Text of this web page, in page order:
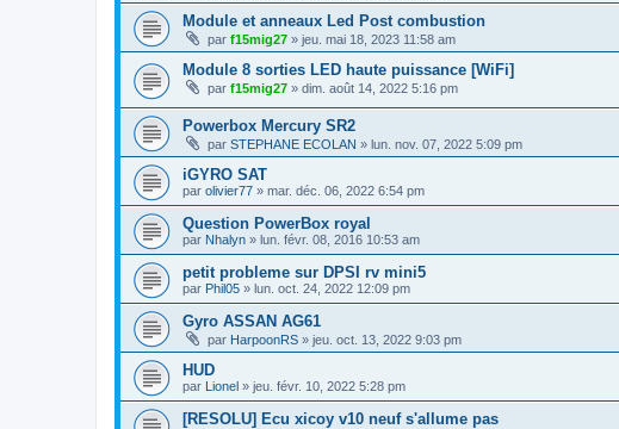
Module et anneaux Led Post combustion
par f15mig27 » jeu. mai 18, 2023 11:58 am
Module 8 sorties LED haute puissance [WiFi]
par f15mig27 » dim. août 14, 2022 5:16 pm
Powerbox Mercury SR2
par STEPHANE ECOLAN » lun. nov. 07, 2022 5:09 pm
iGYRO SAT
par olivier77 » mar. déc. 06, 2022 6:54 pm
Question PowerBox royal
par Nhalyn » lun. févr. 08, 2016 10:53 am
petit probleme sur DPSI rv mini5
par Phil05 » lun. oct. 24, 2022 12:09 pm
Gyro ASSAN AG61
par HarpoonRS » jeu. oct. 13, 2022 9:03 pm
HUD
par Lionel » jeu. févr. 10, 2022 5:28 pm
[RESOLU] Ecu xicoy v10 neuf s'allume pas